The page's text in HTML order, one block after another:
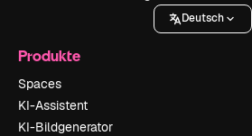
Deutsch
Produkte
Spaces
KI-Assistent
KI-Bildgenerator